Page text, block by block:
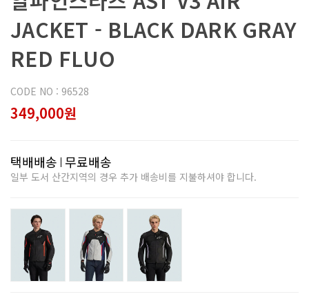
JACKET - BLACK DARK GRAY
RED FLUO
CODE NO : 96528
349,000원
택배배송 무료배송
일부 도서 산간지역의 경우 추가 배송비를 지불하셔야 합니다.